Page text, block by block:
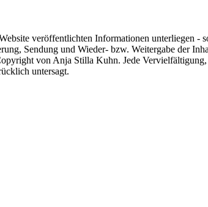
veröffentlichten Informationen unterliegen
Sendung und Wieder- bzw. Weitergabe der
von Anja Stilla Kuhn. Jede
untersagt.